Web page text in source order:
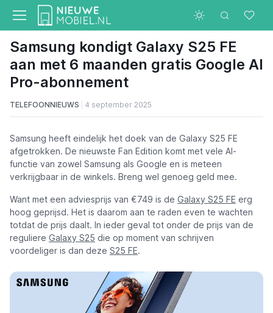
Samsung kondigt Galaxy S25 FE
aan met 6 maanden gratis Google AI
Pro-abonnement
TELEFOONNIEUWS 4 september 2025
Samsung heeft eindelijk het doek van de Galaxy S25 FE
afgetrokken. De nieuwste Fan Edition komt met vele AI-
functie van zowel Samsung als Google en is meteen
verkrijgbaar in de winkels. Breng wel genoeg geld mee.
Want met een adviesprijs van €749 is de Galaxy S25 FE erg
hoog geprijsd. Het is daarom aan te raden even te wachten
totdat de prijs daalt. In ieder geval tot onder de prijs van de
reguliere Galaxy S25 die op moment van schrijven
voordeliger is dan deze S25 FE.